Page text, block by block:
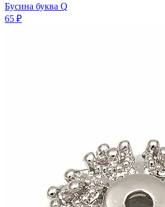
Бусина буква Q
65 ₽